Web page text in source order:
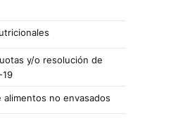
y/o resolución de
19
alimentos no envasados